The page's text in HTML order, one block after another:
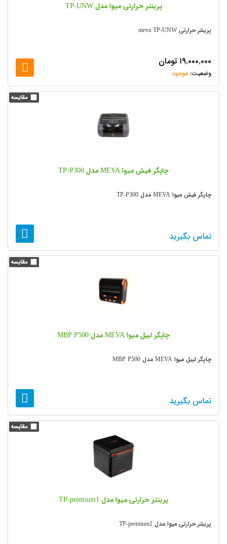
پرینتر حرارتی میوا مدل TP-UNW
پرینتر حرارتی meva TP-UNW
۱۹,۰۰۰,۰۰۰ تومان
موجود
چاپگر فیش میوا MEVA مدل TP-P300
چاپگر فیش میوا MEVA مدل TP-P300
تماس بگیرید
چاپگر لیبل میوا MEVA مدل MBP P500
چاپگر لیبل میوا MEVA مدل MBP P500
تماس بگیرید
پرینتر حرارتی میوا مدل TP-premium1
پرینتر حرارتی میوا مدل TP-premium1